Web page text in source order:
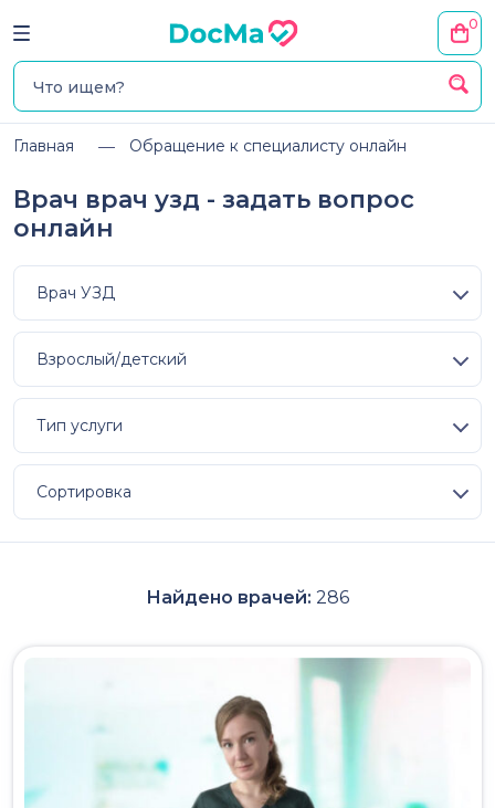
0
Главная Обращение к специалисту онлайн
Врач врач узд - задать вопрос
онлайн
Врач УЗД
Взрослый/детский
Тип услуги
Сортировка
Найдено врачей: 286